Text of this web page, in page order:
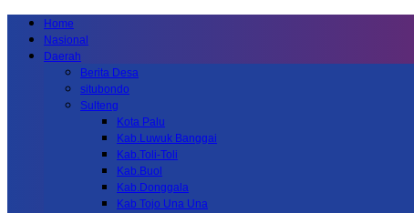
Home
Nasional
Daerah
Berita Desa
situbondo
Sulteng
Kota Palu
Kab.Luwuk Banggai
Kab.Toli-Toli
Kab.Buol
Kab.Donggala
Kab Tojo Una Una